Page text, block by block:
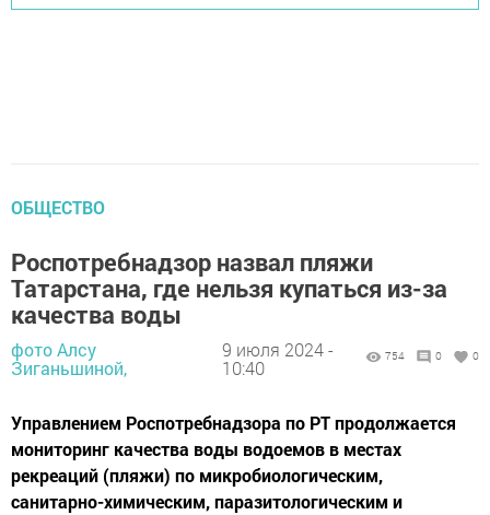
ОБЩЕСТВО
Роспотребнадзор назвал пляжи
Татарстана, где нельзя купаться из-за
качества воды
фото Алсу
Зиганьшиной,
9 июля 2024 -
10:40
754 0 0
Управлением Роспотребнадзора по РТ продолжается
мониторинг качества воды водоемов в местах
рекреаций (пляжи) по микробиологическим,
санитарно-химическим, паразитологическим и